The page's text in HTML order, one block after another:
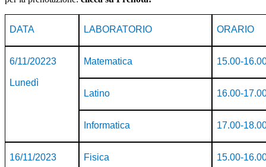
DATA LABORATORIO ORARIO
6/11/20223
Lunedì
Matematica 15.00-
Latino 16.00-
Informatica 17.00-
16/11/2023 Fisica 15.00-